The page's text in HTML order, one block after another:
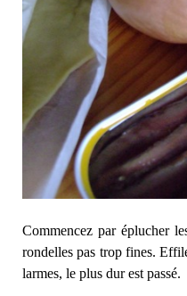
Commencez par éplucher
rondelles pas trop fines.
larmes, le plus dur est passé.